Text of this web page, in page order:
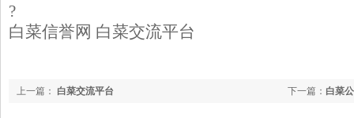
?
白菜信誉网 白菜交流平台
下一篇： 白菜
上一篇： 白菜交流平台